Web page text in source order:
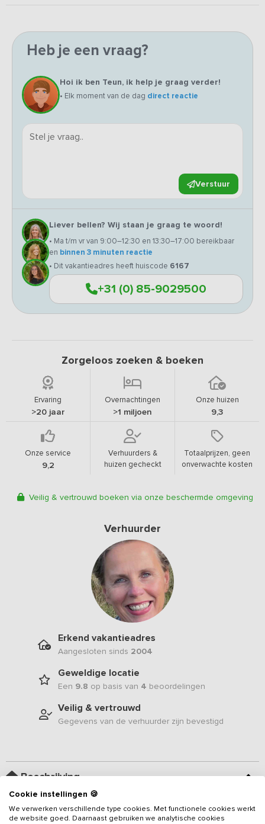
Heb je een vraag?
Hoi ik ben Teun, ik help je graag verder!
• Elk moment van de dag direct reactie
Verstuur
Liever bellen? Wij staan je graag te woord!
• Ma t/m vr van 9:00–12:30 en 13:30–17:00 bereikbaar
en binnen 3 minuten reactie
• Dit vakantieadres heeft huiscode 6167
+31 (0) 85-9029500
Zorgeloos zoeken & boeken
Ervaring
>20 jaar
Overnachtingen
>1 miljoen
Onze huizen
9,3
Onze service
9,2
Verhuurders &
huizen gecheckt
Totaalprijzen, geen
onverwachte kosten
Veilig & vertrouwd boeken via onze beschermde omgeving
Verhuurder
Erkend vakantieadres
Aangesloten sinds 2004
Geweldige locatie
Een 9.8 op basis van 4 beoordelingen
Veilig & vertrouwd
Gegevens van de verhuurder zijn bevestigd
Beschrijving
In het glooiende heuvellandschap van Zuid-Limburg, vlak bij de
Belgische grens, ligt ditstijlvolle vakantieadres voor 20
Cookie instellingen 🍪
We verwerken verschillende type cookies. Met functionele cookies werkt
de website goed. Daarnaast gebruiken we analytische cookies